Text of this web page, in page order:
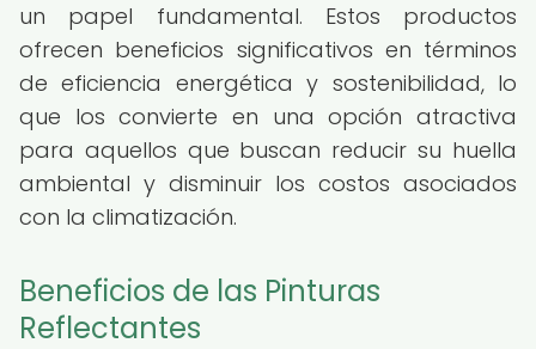
un papel fundamental. Estos productos
ofrecen beneficios significativos en términos
de eficiencia energética y sostenibilidad, lo
que los convierte en una opción atractiva
para aquellos que buscan reducir su huella
ambiental y disminuir los costos asociados
con la climatización.
Beneficios de las Pinturas
Reflectantes